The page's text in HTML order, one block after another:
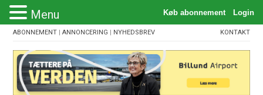
ABONNEMENT |ANNONCERING | NYHEDSBREV KONTAKT
Menu